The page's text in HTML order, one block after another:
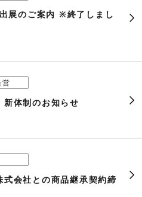
展のご案内 ※終了しまし
体制のお知らせ
会社との商品継承契約締